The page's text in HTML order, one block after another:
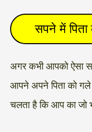
सपने में
अगर कभी आपको ऐसा
आपने अपने पिता को गले
चलता है कि आप का जो